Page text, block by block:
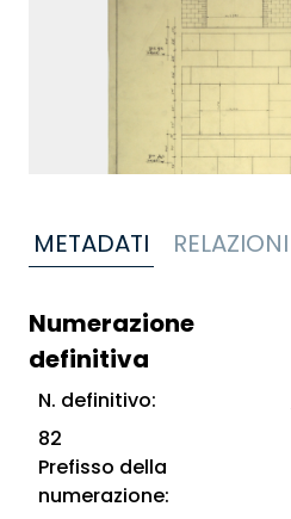
METADATI RELAZIONI
Numerazione
definitiva
N. definitivo:
82
Prefisso della
numerazione: